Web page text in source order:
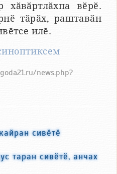
хӑвӑртлӑхпа вӗрӗ.
тӑрӑх, раштавӑн
илӗ.
news.php?
сивӗтӗ
таран сивӗтӗ, анчах